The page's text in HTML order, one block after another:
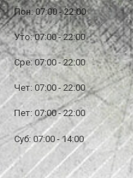
Пон: 07:00 - 22:00
Уто: 07:00 - 22:00
Сре: 07:00 - 22:00
Чет: 07:00 - 22:00
Пет: 07:00 - 22:00
Суб: 07:00 - 14:00